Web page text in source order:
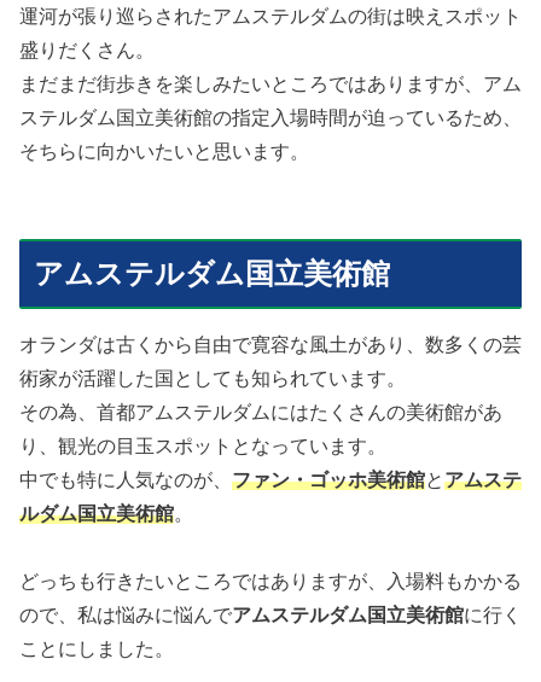
運河が張り巡らされたアムステルダムの街は映えスポット
盛りだくさん。
まだまだ街歩きを楽しみたいところではありますが、アム
ステルダム国立美術館の指定入場時間が迫っているため、
そちらに向かいたいと思います。
アムステルダム国立美術館
オランダは古くから自由で寛容な風土があり、数多くの芸
術家が活躍した国としても知られています。
その為、首都アムステルダムにはたくさんの美術館があ
り、観光の目玉スポットとなっています。
中でも特に人気なのが、 ファン・ゴッホ美術館とアムステ
ルダム国立美術館。
どっちも行きたいところではありますが、入場料もかかる
ので、私は悩みに悩んでアムステルダム国立美術館に行く
ことにしました。